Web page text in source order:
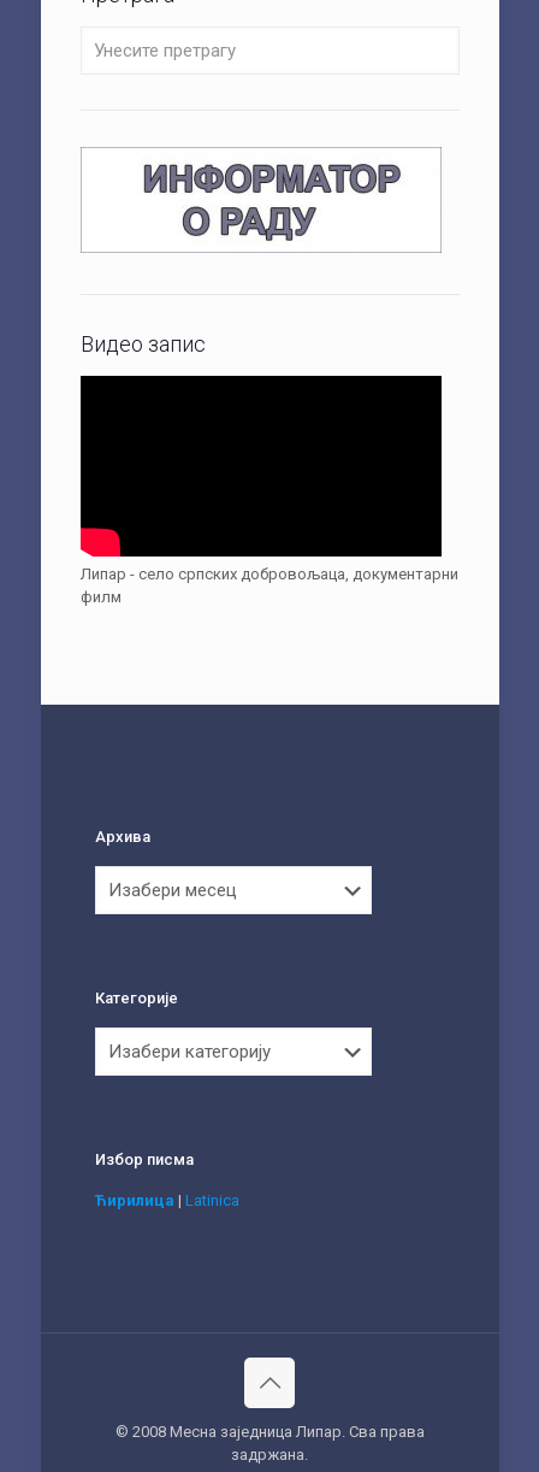
Видео запис
Липар - село српских добровољаца, документарни
филм
Архива
Категорије
Избор писма
Ћирилица | Latinica
© 2008 Месна заједница Липар. Сва права
задржана.